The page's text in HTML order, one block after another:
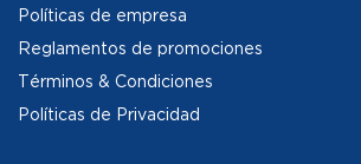
Políticas de empresa
Reglamentos de promociones
Términos & Condiciones
Políticas de Privacidad